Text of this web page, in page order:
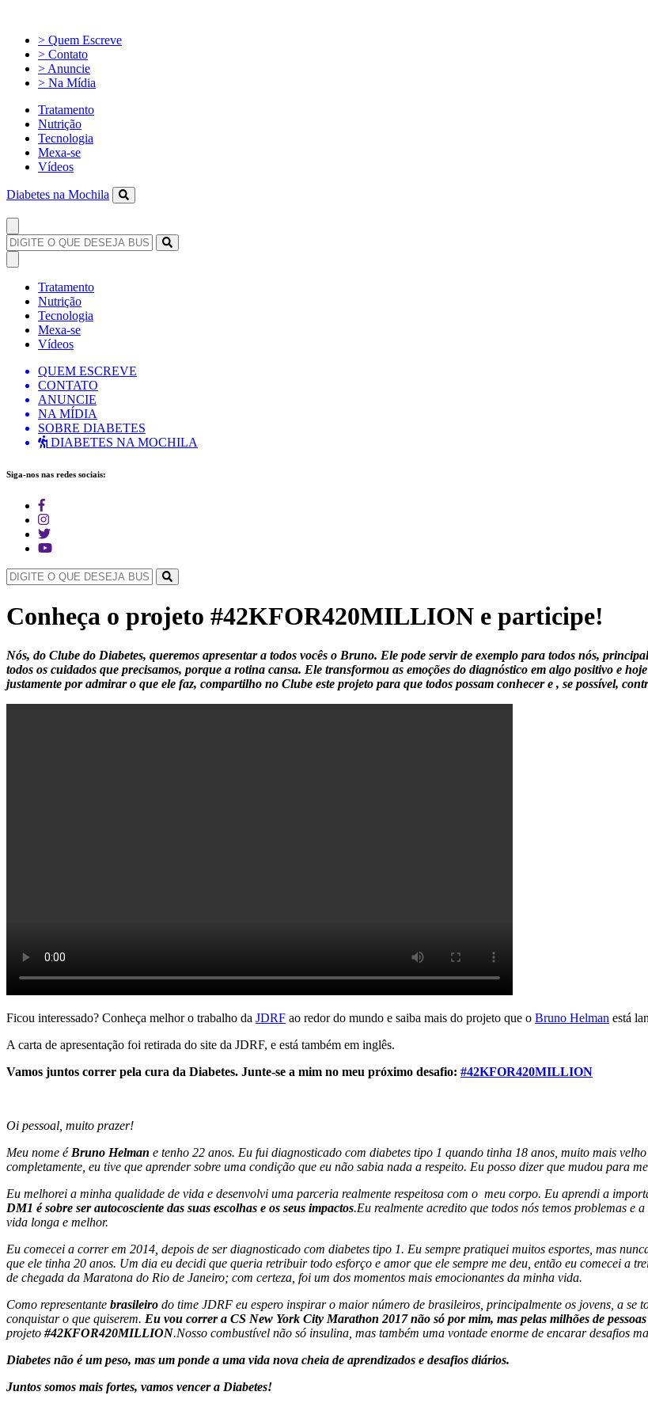
> Quem Escreve
> Contato
> Anuncie
> Na Mídia
Tratamento
Nutrição
Tecnologia
Mexa-se
Vídeos
Diabetes na Mochila
Tratamento
Nutrição
Tecnologia
Mexa-se
Vídeos
QUEM ESCREVE
CONTATO
ANUNCIE
NA MÍDIA
SOBRE DIABETES
DIABETES NA MOCHILA
Siga-nos nas redes sociais:
Conheça o projeto #42KFOR420MILLION e participe!
Nós, do Clube do Diabetes, queremos apresentar a todos vocês o Bruno. Ele pode servir de exemplo para todos nós,
todos os cuidados que precisamos, porque a rotina cansa. Ele transformou as emoções do diagnóstico em algo positivo e
justamente por admirar o que ele faz, compartilho no Clube este projeto para que todos possam conhecer e , se possível,
Ficou interessado? Conheça melhor o trabalho da JDRF ao redor do mundo e saiba mais do projeto que o Bruno Helman está
A carta de apresentação foi retirada do site da JDRF, e está também em inglês.
Vamos juntos correr pela cura da Diabetes. Junte-se a mim no meu próximo desafio: #42KFOR420MILLION
Oi pessoal, muito prazer!
Meu nome é Bruno Helman e tenho 22 anos. Eu fui diagnosticado com diabetes tipo 1 quando tinha 18 anos, muito mais
completamente, eu tive que aprender sobre uma condição que eu não sabia nada a respeito. Eu posso dizer que mudou para
Eu melhorei a minha qualidade de vida e desenvolvi uma parceria realmente respeitosa com o meu corpo. Eu aprendi a
DM1 é sobre ser autocosciente das suas escolhas e os seus impactos.Eu realmente acredito que todos nós temos problemas e
vida longa e melhor.
Eu comecei a correr em 2014, depois de ser diagnosticado com diabetes tipo 1. Eu sempre pratiquei muitos esportes, mas
que ele tinha 20 anos. Um dia eu decidi que queria retribuir todo esforço e amor que ele sempre me deu, então eu comecei a
de chegada da Maratona do Rio de Janeiro; com certeza, foi um dos momentos mais emocionantes da minha vida.
Como representante brasileiro do time JDRF eu espero inspirar o maior número de brasileiros, principalmente os jovens, a se
conquistar o que quiserem. Eu vou correr a CS New York City Marathon 2017 não só por mim, mas pelas milhões de
projeto #42KFOR420MILLION.Nosso combustível não só insulina, mas também uma vontade enorme de encarar desafios
Diabetes não é um peso, mas um ponde a uma vida nova cheia de aprendizados e desafios diários.
Juntos somos mais fortes, vamos vencer a Diabetes!